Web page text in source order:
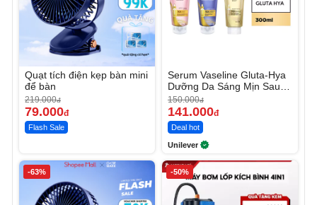
Quạt tích điện kẹp bàn mini
để bàn
219.000đ
79.000đ
Flash Sale
Serum Vaseline Gluta-Hya
Dưỡng Da Sáng Mịn Sau 7
Ngày
150.000đ
141.000đ
Deal hot
Unilever
-63% -50%